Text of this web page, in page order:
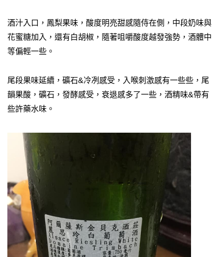
酒汁入口，鳳梨果味，酸度明亮甜感隨侍在側，中段奶味與
花蜜糖加入，還有白胡椒，隨著咀嚼酸度越發強勢，酒體中
等偏輕一些。
尾段果味延續，礦石&冷冽感受，入喉刺激感有一些些，尾
韻果酸，礦石，發酵感受，衰退感多了一些，酒精味&帶有
些許藥水味。